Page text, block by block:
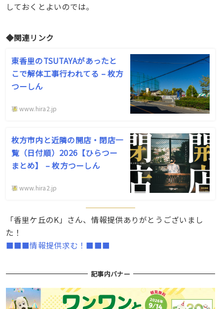
しておくとよいのでは。
◆関連リンク
東香里のTSUTAYAがあったと
こで解体工事行われてる – 枚方
つーしん
www.hira2.jp
枚方市内と近隣の開店・閉店一
覧（日付順）2026【ひらつー
まとめ】 – 枚方つーしん
www.hira2.jp
「香里ケ丘のK」さん、情報提供ありがとうございまし
た！
■■■情報提供求む！■■■
記事内バナー